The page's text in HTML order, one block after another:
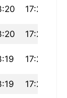
17:28
17:27
17:26
17:26